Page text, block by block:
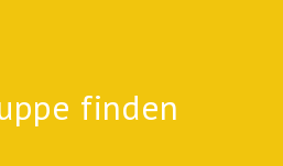
finden